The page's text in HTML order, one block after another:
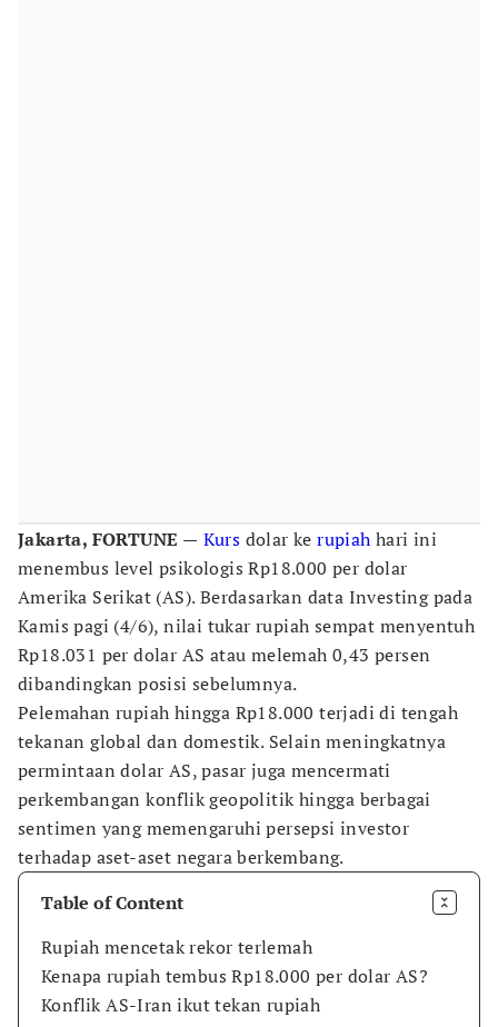
Jakarta, FORTUNE — Kurs dolar kerupiah hari ini
menembus level psikologis Rp18.000 per dolar
Amerika Serikat (AS). Berdasarkan data Investing pada
Kamis pagi (4/6), nilai tukar rupiah sempat menyentuh
Rp18.031 per dolar AS atau melemah 0,43 persen
dibandingkan posisi sebelumnya.
Pelemahan rupiah hingga Rp18.000 terjadi di tengah
tekanan global dan domestik. Selain meningkatnya
permintaan dolar AS, pasar juga mencermati
perkembangan konflik geopolitik hingga berbagai
sentimen yang memengaruhi persepsi investor
terhadap aset-aset negara berkembang.
Table of Content
Rupiah mencetak rekor terlemah
Kenapa rupiah tembus Rp18.000 per dolar AS?
Konflik AS-Iran ikut tekan rupiah